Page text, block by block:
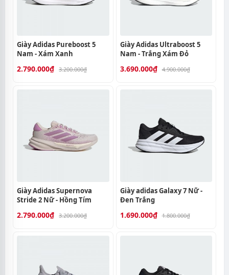
Giày Adidas Pureboost 5
Nam - Xám Xanh
2.790.000₫ 3.200.000₫
Giày Adidas Ultraboost 5
Nam - Trắng Xám Đỏ
3.690.000₫ 4.900.000₫
Giày Adidas Supernova
Stride 2 Nữ - Hồng Tím
2.790.000₫ 3.200.000₫
Giày adidas Galaxy 7 Nữ -
Đen Trắng
1.690.000₫ 1.800.000₫